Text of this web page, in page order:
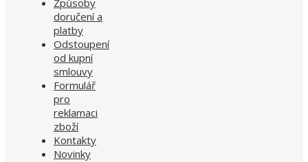
Způsoby
doručení a
platby
Odstoupení
od kupní
smlouvy
Formulář
pro
reklamaci
zboží
Kontakty
Novinky